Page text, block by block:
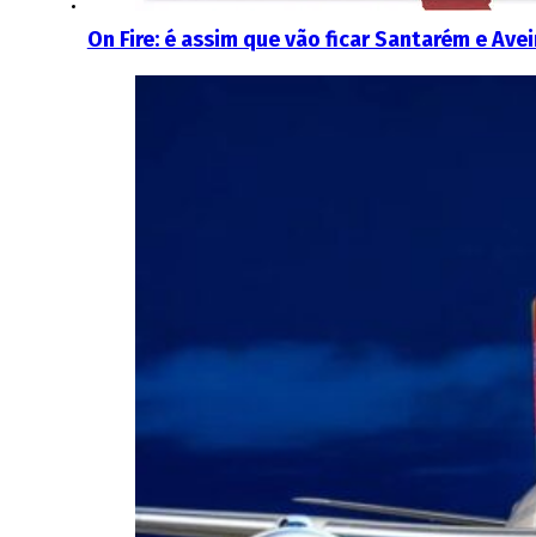
On Fire: é assim que vão ficar Santarém e